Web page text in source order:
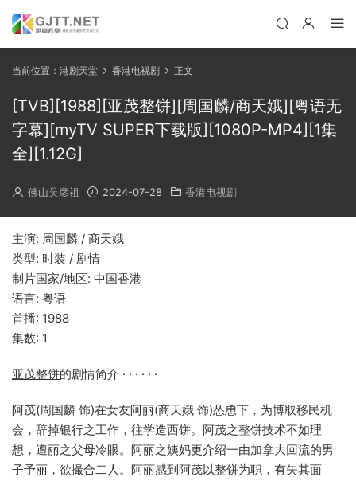
当前位置： 港剧天堂 香港电视剧 正文
[TVB][1988][亚茂整饼][周国麟/商天娥][粤语无
字幕][myTV SUPER下载版][1080P-MP4][1集
全][1.12G]
佛山吴彦祖 2024-07-28 香港电视剧
主演: 周国麟 / 商天娥
类型: 时装 / 剧情
制片国家/地区: 中国香港
语言: 粤语
首播: 1988
集数: 1
亚茂整饼的剧情简介 · · · · · ·
阿茂(周国麟 饰)在女友阿丽(商天娥 饰)怂恿下，为博取移民机
会，辞掉银行之工作，往学造西饼。阿茂之整饼技术不如理
想，遭丽之父母冷眼。阿丽之姨妈更介绍一由加拿大回流的男
子予丽，欲撮合二人。阿丽感到阿茂以整饼为职，有失其面